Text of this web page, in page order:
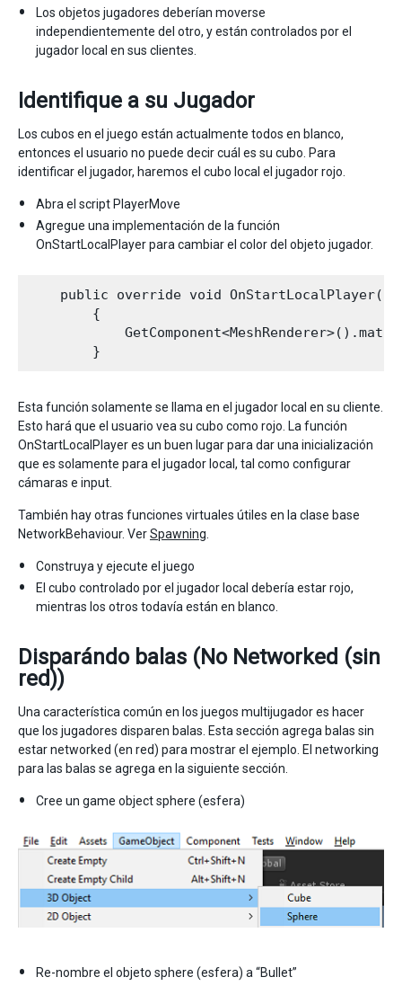
Los objetos jugadores deberían moverse
independientemente del otro, y están controlados por el
jugador local en sus clientes.
Identifique a su Jugador
Los cubos en el juego están actualmente todos en blanco,
entonces el usuario no puede decir cuál es su cubo. Para
identificar el jugador, haremos el cubo local el jugador rojo.
Abra el script PlayerMove
Agregue una implementación de la función
OnStartLocalPlayer para cambiar el color del objeto jugador.
    public override void OnStartLocalPlayer()
        {
Esta función solamente se llama en el jugador local en su cliente.
Esto hará que el usuario vea su cubo como rojo. La función
OnStartLocalPlayer es un buen lugar para dar una inicialización
que es solamente para el jugador local, tal como configurar
cámaras e input.
También hay otras funciones virtuales útiles en la clase base
NetworkBehaviour. VerSpawning
Construya y ejecute el juego
El cubo controlado por el jugador local debería estar rojo,
mientras los otros todavía están en blanco.
Disparándo balas (No Networked (sin
red))
Una característica común en los juegos multijugador es hacer
que los jugadores disparen balas. Esta sección agrega balas sin
estar networked (en red) para mostrar el ejemplo. El networking
para las balas se agrega en la siguiente sección.
Cree un game object sphere (esfera)
Re-nombre el objeto sphere (esfera) a “Bullet”